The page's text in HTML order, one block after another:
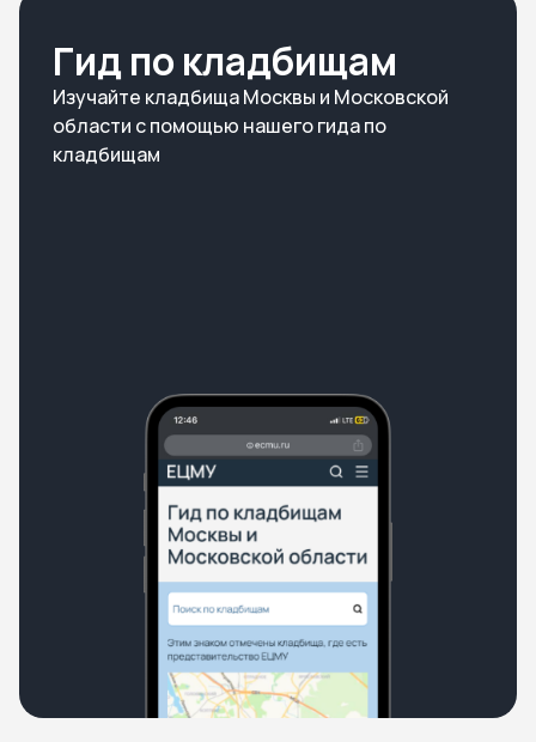
Гид по кладбищам
Изучайте кладбища Москвы и Московской
области с помощью нашего гида по
кладбищам